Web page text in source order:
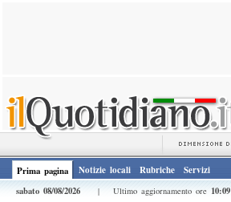
Prima pagina Notizie locali Rubriche
Servizi
sabato 08/08/2026
| Ultimo aggiornamento ore 10:09